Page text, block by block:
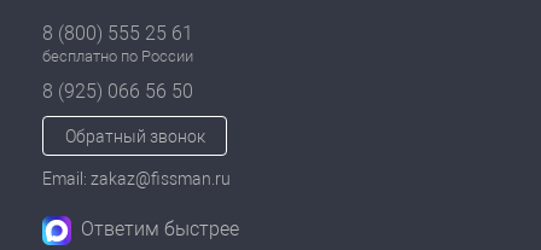
8 (800) 555 25 61
бесплатно по России
8 (925) 066 56 50
Обратный звонок
Email: zakaz@fissman.ru
Ответим быстрее